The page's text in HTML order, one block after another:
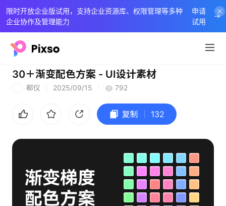
限时开放企业版试用，支持企业资源库、权限管理等多种
企业协作及管理能力
申请
试用
30＋渐变配色方案 - UI设计素材
郗仪 2025/09/15 792
复制 132